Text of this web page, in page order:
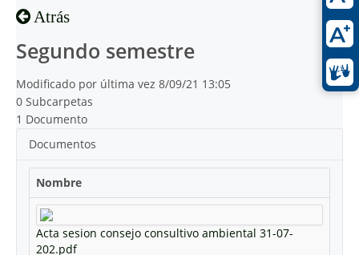
Atrás
Segundo semestre
Modificado por última vez 8/09/21 13:05
0 Subcarpetas
1 Documento
Documentos
Nombre
Acta sesion consejo consultivo ambiental 31-07-
202.pdf